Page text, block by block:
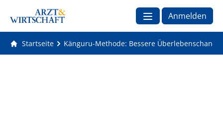
Anmelden
Startseite Känguru-Methode: Bessere